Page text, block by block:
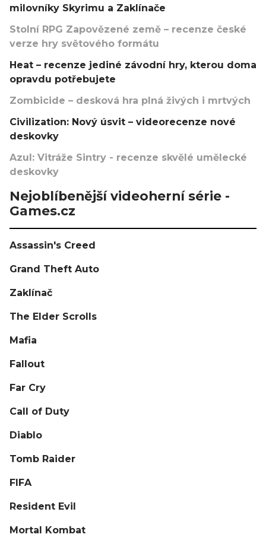
milovníky Skyrimu a Zaklínače
Stolní RPG Zapovězené země – recenze české
verze hry světového formátu
Heat – recenze jediné závodní hry, kterou doma
opravdu potřebujete
Zombicide – desková hra plná živých i mrtvých
Civilization: Nový úsvit – videorecenze nové
deskovky
Azul: Vitráže Sintry - recenze skvělé umělecké
deskovky
Nejoblíbenější videoherní série -
Games.cz
Assassin's Creed
Grand Theft Auto
Zaklínač
The Elder Scrolls
Mafia
Fallout
Far Cry
Call of Duty
Diablo
Tomb Raider
FIFA
Resident Evil
Mortal Kombat